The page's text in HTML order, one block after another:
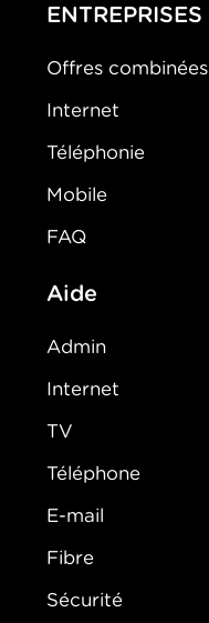
ENTREPRISES
Offres combinées
Internet
Téléphonie
Mobile
FAQ
Aide
Admin
Internet
TV
Téléphone
E-mail
Fibre
Sécurité